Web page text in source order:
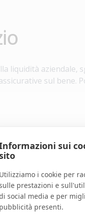
sui
Utilizziamo i cookie per
prestazioni e
social media e per
pubblicità presenti.
liquidità aziendale,
sul bene.